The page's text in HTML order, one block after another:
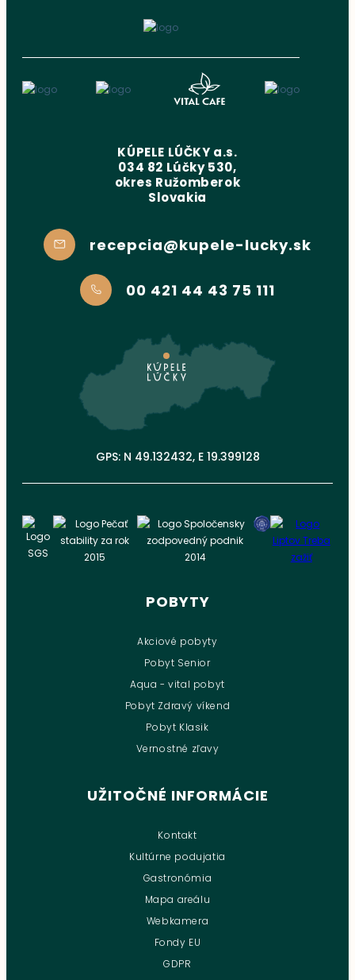
KÚPELE LÚČKY a.s.
034 82 Lúčky 530,
okres Ružomberok
Slovakia
recepcia@kupele-lucky.sk
00 421 44 43 75 111
GPS: N 49.132432, E 19.399128
POBYTY
Akciové pobyty
Pobyt Senior
Aqua - vital pobyt
Pobyt Zdravý víkend
Pobyt Klasik
Vernostné zľavy
UŽITOČNÉ INFORMÁCIE
Kontakt
Kultúrne podujatia
Gastronómia
Mapa areálu
Webkamera
Fondy EU
GDPR